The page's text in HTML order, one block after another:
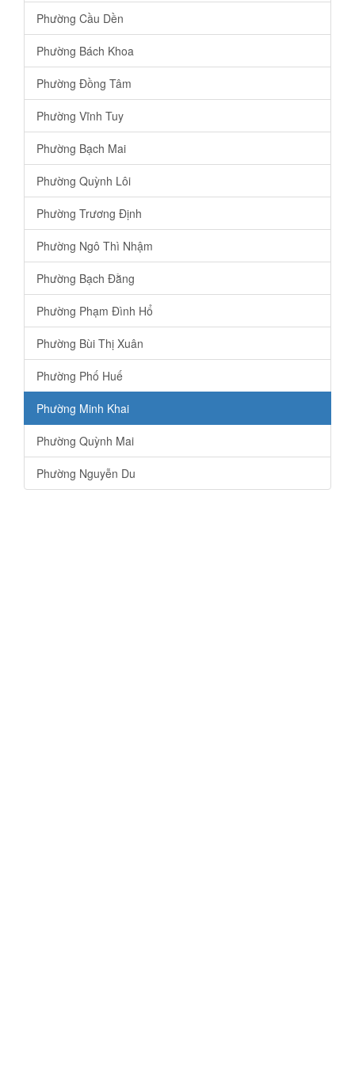
Phường Cầu Dền
Phường Bách Khoa
Phường Đồng Tâm
Phường Vĩnh Tuy
Phường Bạch Mai
Phường Quỳnh Lôi
Phường Trương Định
Phường Ngô Thì Nhậm
Phường Bạch Đằng
Phường Phạm Đình Hổ
Phường Bùi Thị Xuân
Phường Phố Huế
Phường Minh Khai
Phường Quỳnh Mai
Phường Nguyễn Du